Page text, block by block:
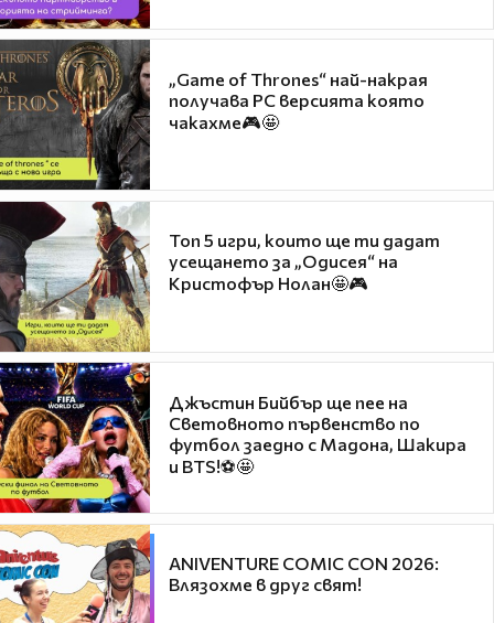
„Game of Thrones“ най-накрая
получава PC версията която
чакахме🎮🤩
Топ 5 игри, които ще ти дадат
усещането за „Одисея“ на
Кристофър Нолан🤩🎮
Джъстин Бийбър ще пее на
Световното първенство по
футбол заедно с Мадона, Шакира
и BTS!⚽🤩
ANIVENTURE COMIC CON 2026:
Влязохме в друг свят!